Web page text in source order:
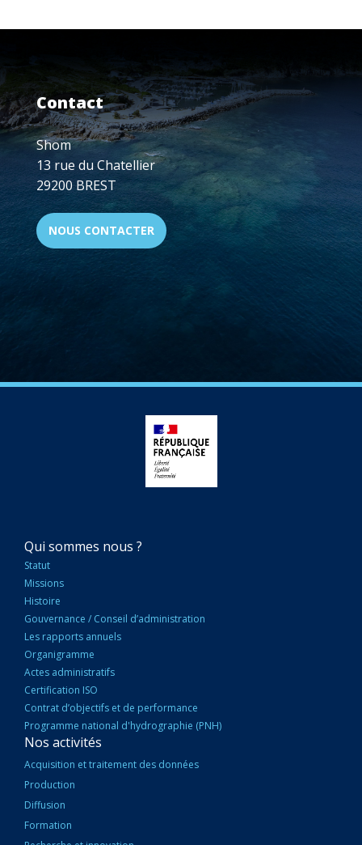
Contact
Shom
13 rue du Chatellier
29200 BREST
NOUS CONTACTER
NAVIGATION
PRINCIPALE
Qui sommes nous ?
Statut
Missions
Histoire
Gouvernance / Conseil d’administration
Les rapports annuels
Organigramme
Actes administratifs
Certification ISO
Contrat d’objectifs et de performance
Programme national d'hydrographie (PNH)
Nos activités
Acquisition et traitement des données
Production
Diffusion
Formation